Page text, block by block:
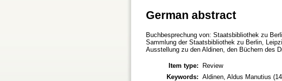
German abstract
Buchbesprechung von: Staatsbibliothek zu
Sammlung der Staatsbibliothek zu Berlin,
Ausstellung zu den Aldinen, den Büchern des
Item type:
Review
Keywords: Aldinen, Aldus Manutius